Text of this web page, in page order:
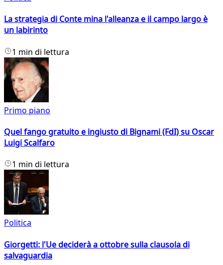
La strategia di Conte mina l'alleanza e il campo largo è
un labirinto
1 min di lettura
Primo piano
Quel fango gratuito e ingiusto di Bignami (FdI) su Oscar
Luigi Scalfaro
1 min di lettura
Politica
Giorgetti: l'Ue deciderà a ottobre sulla clausola di
salvaguardia